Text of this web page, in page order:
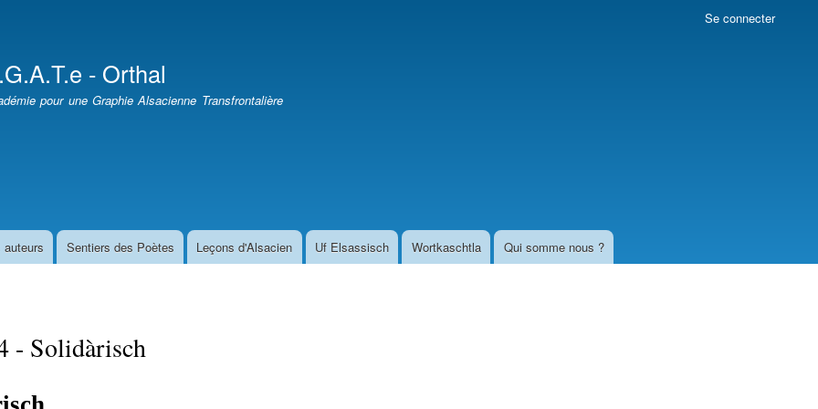
Se connecter
- Orthal
pour une Graphie Alsacienne Transfrontalière
auteurs Sentiers des Poètes Leçons d'Alsacien Uf Elsassisch Wortkaschtla Qui somme nous ?
- Solidàrisch